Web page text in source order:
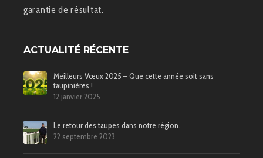
garantie de résultat.
ACTUALITÉ RÉCENTE
Meilleurs Vœux 2025 – Que cette année soit sans
taupinières !
12 janvier 2025
Le retour des taupes dans notre région.
22 septembre 2023